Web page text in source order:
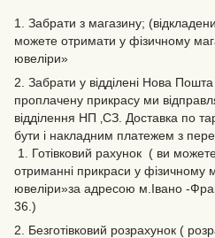
1. Забрати з магазину;
можете отримати у фізичному
ювеліри»
2. Забрати у відділені Нова
проплачену прикрасу ми
відділення НП ‚СЗ. Доставка по
бути і накладним платежем з
1. Готівковий рахунок ( ви
отриманні прикраси у фізичному
ювеліри»за адресою м.Івано -
36.)
2. Безготівковий розрахунок (